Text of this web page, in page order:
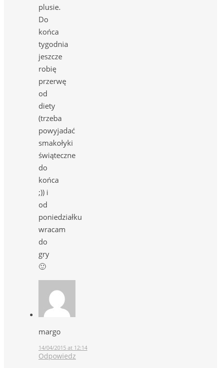
plusie.
Do
końca
tygodnia
jeszcze
robię
przerwę
od
diety
(trzeba
powyjadać
smakołyki
świąteczne
do
końca
;)) i
od
poniedziałku
wracam
do
gry
🙂
margo
14/04/2015 at 12:14
Odpowiedz